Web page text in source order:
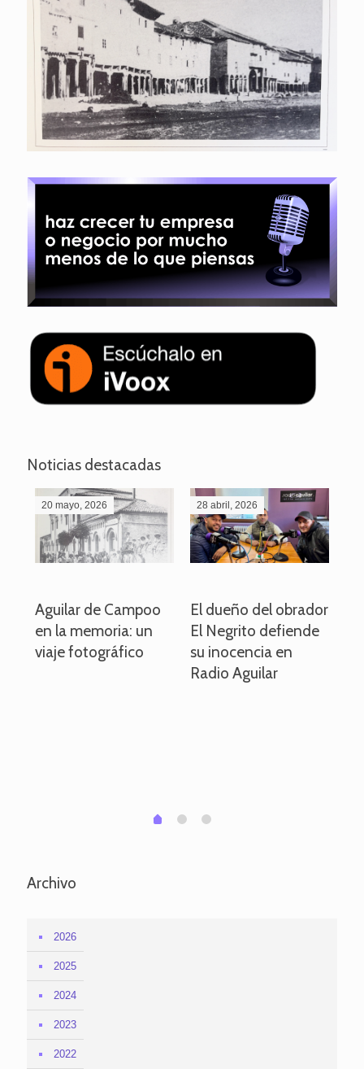
Noticias destacadas
20 mayo, 2026
Aguilar de Campoo
en la memoria: un
viaje fotográfico
28 abril, 2026
El dueño del obrador
El Negrito defiende
su inocencia en
Radio Aguilar
0 1 2
Archivo
2026
2025
2024
2023
2022